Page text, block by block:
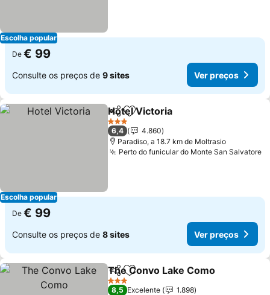
Escolha popular
De € 99
Consulte os preços de 9 sites Ver preços
Escolha popular
PartilharAdicionar aos favoritos
Hotel Victoria
3 Estrelas
6,4
4.860
Paradiso, a 18.7 km de Moltrasio
Perto do funicular do Monte San Salvatore
De € 99
Consulte os preços de 8 sites Ver preços
PartilharAdicionar aos favoritos
The Convo Lake Como
3 Estrelas
8,5 Excelente
1.898